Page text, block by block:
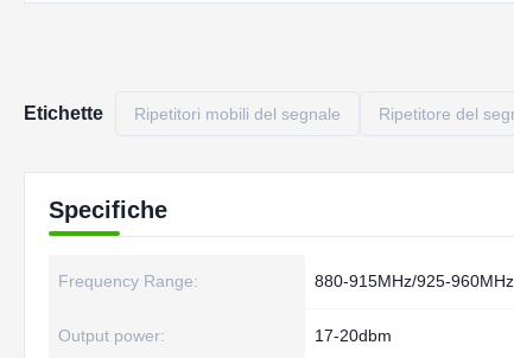
Etichette Ripetitori mobili del segnale Ripetitore del
Specifiche
Frequency Range: 880-915MHz/925-960MHz
Output power: 17-20dbm